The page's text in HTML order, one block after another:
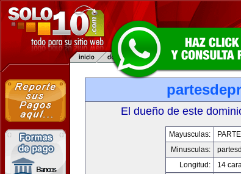
El dueño de este
Mayusculas:
Minusculas:
Longitud:
14